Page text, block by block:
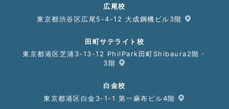
広尾校
東京都渋谷区広尾5-4-12 大成鋼機ビル3階
田町サテライト校
東京都港区芝浦3-13-12 PhilPark田町Shibaura2階・
3階
白金校
東京都港区白金3-1-1 第一麻布ビル4階